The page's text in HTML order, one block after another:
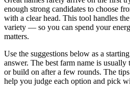
enough strong candidates to choose
with a clear head. This tool handles
variety — so you can spend your
matters.
Use the suggestions below as a
answer. The best farm name is
or build on after a few rounds. The
help you judge each option and pick